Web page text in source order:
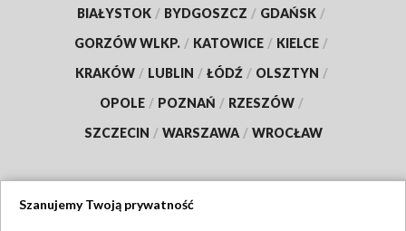
BIAŁYSTOK / BYDGOSZCZ / GDAŃSK /
GORZÓW WLKP. / KATOWICE / KIELCE /
KRAKÓW / LUBLIN / ŁÓDŹ / OLSZTYN /
OPOLE / POZNAŃ / RZESZÓW /
SZCZECIN / WARSZAWA / WROCŁAW
Szanujemy Twoją prywatność